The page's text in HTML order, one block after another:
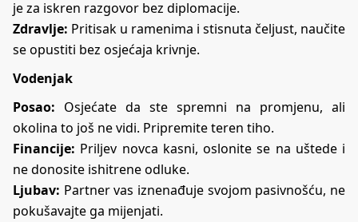
je za iskren razgovor bez diplomacije.
Zdravlje: Pritisak u ramenima i stisnuta čeljust, naučite
se opustiti bez osjećaja krivnje.
Vodenjak
Posao: Osjećate da ste spremni na promjenu, ali
okolina to još ne vidi. Pripremite teren tiho.
Financije: Priljev novca kasni, oslonite se na uštede i
ne donosite ishitrene odluke.
Ljubav: Partner vas iznenađuje svojom pasivnošću, ne
pokušavajte ga mijenjati.